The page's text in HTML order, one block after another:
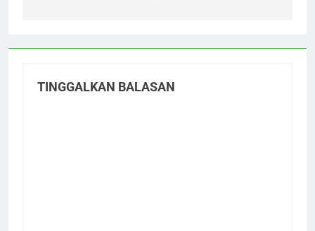
TINGGALKAN BALASAN